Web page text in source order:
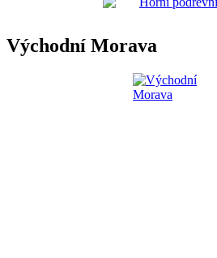
Východní Morava